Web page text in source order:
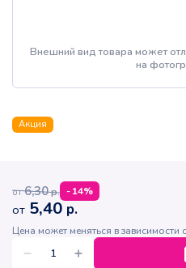
Внешний вид товара может
на
Акция
от 6,30р. -14%
от 5,40 р.
Цена может меняться в зависимости